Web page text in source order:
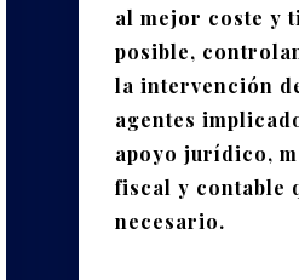
al mejor coste y
posible,
la intervención
agentes
apoyo jurídico,
fiscal y contable
necesario.